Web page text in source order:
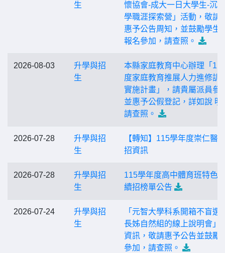
生
懷協會-成大一日大學生-沉
學職涯探索營」活動，敬請
惠予公告周知，並鼓勵學生
報名參加，請查照。
2026-08-03
升學與招
生
本縣家庭教育中心辦理「
度家庭教育推展人力進修訓
實施計畫」，請貴屬派員參
並惠予公假登記，詳如說 明
請查照。
2026-07-28
升學與招
生
【轉知】115學年度崇仁醫
招資訊
2026-07-28
升學與招
生
115學年度高中體育班特色
續招榜單公告
2026-07-24
升學與招
生
「元智大學科系開箱不盲選
長姊自然組的線上說明會」
資訊，敬請惠予公告並鼓勵
參加，請查照。